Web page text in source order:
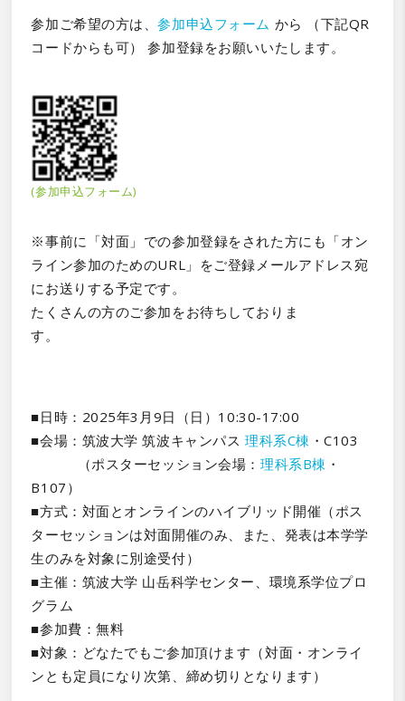
参加ご希望の方は、参加申込フォーム から （下記QR
コードからも可） 参加登録をお願いいたします。
(参加申込フォーム)
※事前に「対面」での参加登録をされた方にも「オン
ライン参加のためのURL」をご登録メールアドレス宛
にお送りする予定です。
たくさんの方のご参加をお待ちしておりま
す。
■日時：2025年3月9日（日）10:30-17:00
■会場：筑波大学 筑波キャンパス 理科系C棟 ・C103
（ポスターセッション会場： 理科系B棟 ・
B107）
■方式：対面とオンラインのハイブリッド開催（ポス
ターセッションは対面開催のみ、また、発表は本学学
生のみを対象に別途受付）
■主催：筑波大学 山岳科学センター、環境系学位プロ
グラム
■参加費：無料
■対象：どなたでもご参加頂けます（対面・オンライ
ンとも定員になり次第、締め切りとなります）